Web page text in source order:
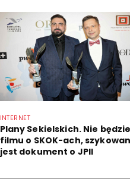
INTERNET
Plany Sekielskich. Nie będzie
filmu o SKOK-ach,
jest dokument o JPII